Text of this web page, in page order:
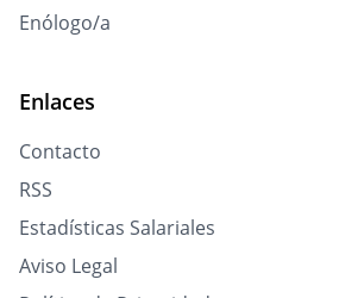
Enólogo/a
Enlaces
Contacto
RSS
Estadísticas Salariales
Aviso Legal